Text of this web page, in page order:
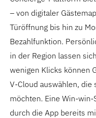
– von digitaler
Türöffnung bis hin zu
Bezahlfunktion.
in der Region lassen
wenigen Klicks können
V-Cloud auswählen,
möchten. Eine Win-
durch die App bereits